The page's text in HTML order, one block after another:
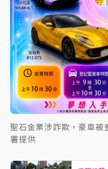
聖石金業涉詐欺，豪車被
署提供